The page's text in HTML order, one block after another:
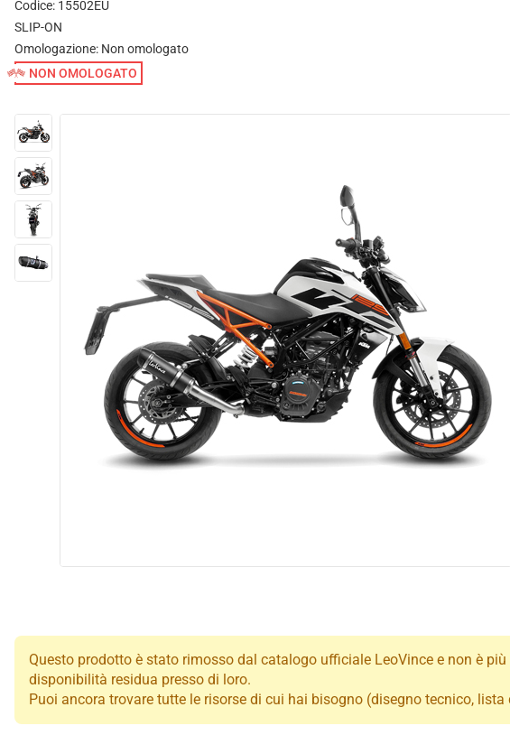
Codice: 15502EU
SLIP-ON
Omologazione: Non omologato
NON OMOLOGATO
Questo prodotto è stato rimosso dal catalogo ufficiale LeoVince e non è
disponibilità residua presso di loro.
Puoi ancora trovare tutte le risorse di cui hai bisogno (disegno tecnico,